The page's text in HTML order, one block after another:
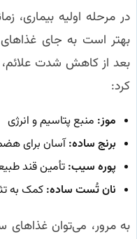
در مرحله اولیه بیماری،
بهتر است به جای
کرد:
موز: منبع پتاسیم و انرژی
برنج ساده:آسان برای
پوره سیب: تأمین قند
نان تُست ساده: کمک به
به مرور، می‌توان